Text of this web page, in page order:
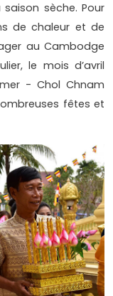
sèche. Pour
de chaleur et de
au Cambodge
le mois d’avril
- Chol Chnam
fêtes et